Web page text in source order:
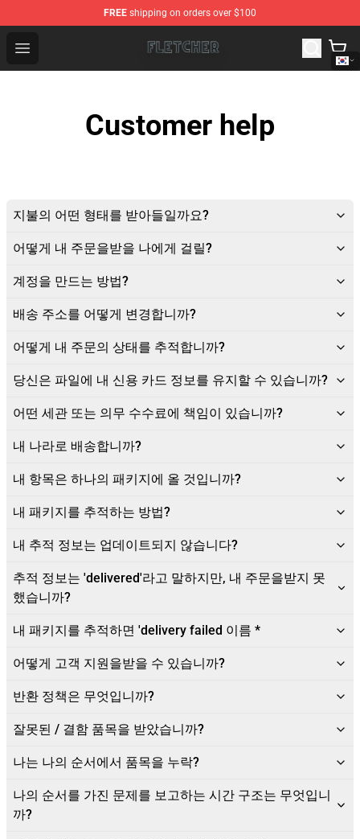
FREE shipping on orders over $100
Open menu
Fletcher Store - Official Fletcher Merchandise Shop
Customer help
지불의 어떤 형태를 받아들일까요?
어떻게 내 주문을받을 나에게 걸릴?
계정을 만드는 방법?
배송 주소를 어떻게 변경합니까?
어떻게 내 주문의 상태를 추적합니까?
당신은 파일에 내 신용 카드 정보를 유지할 수 있습니까?
어떤 세관 또는 의무 수수료에 책임이 있습니까?
내 나라로 배송합니까?
내 항목은 하나의 패키지에 올 것입니까?
내 패키지를 추적하는 방법?
내 추적 정보는 업데이트되지 않습니다?
추적 정보는 'delivered'라고 말하지만, 내 주문을받지 못
했습니까?
내 패키지를 추적하면 'delivery failed 이름 *
어떻게 고객 지원을받을 수 있습니까?
반환 정책은 무엇입니까?
잘못된 / 결함 품목을 받았습니까?
나는 나의 순서에서 품목을 누락?
나의 순서를 가진 문제를 보고하는 시간 구조는 무엇입니
까?